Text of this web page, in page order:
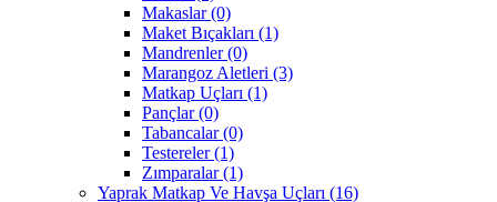
Makaslar(0)
Maket Bıçakları (1)
Mandrenler(0)
Marangoz Aletleri (3)
Matkap Uçları (1)
Pançlar(0)
Tabancalar(0)
Testereler(1)
Zımparalar(1)
Yaprak Matkap Ve Havşa Uçları (16)